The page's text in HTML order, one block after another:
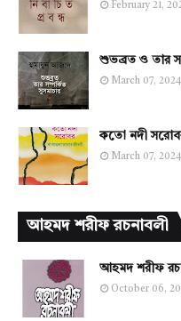
February 21,
শুভব্রত ও তার
March 07, 2024
কতো নদী
March 07, 2024
আহমদ শরীফ রচনাবলী
আহমদ শরীফ
October 06,